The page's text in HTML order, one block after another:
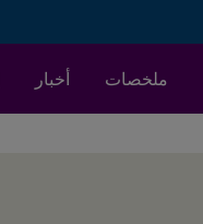
ملخصات أخبار